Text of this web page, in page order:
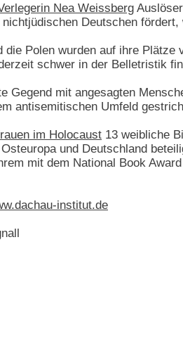
Nea Weissberg
Deutschen
die Polen wurden auf ihre
schwer in der Belletristik
Gegend mit angesagten
antisemitischen Umfeld
im Holocaust 13 weibliche
und Deutschland
mit dem National Book
institut.de